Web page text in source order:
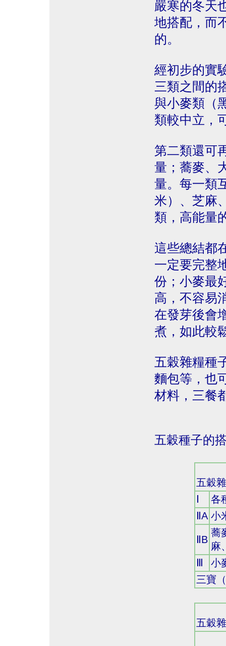
嚴寒的冬天
地搭配，而
的。
經初步的實
三類之間的
與小麥類（
類較中立，
第二類還可
量；蕎麥、
量。每一類
米）、芝麻
類，高能量
這些總結都
一定要完整
份；小麥最
高，不容易
在發芽後會
煮，如此較
五穀雜糧種
麵包等，也
材料，三餐
五穀種子的
五穀
各
ⅡA 小
ⅡB
蕎
麻
小
三寶
五穀